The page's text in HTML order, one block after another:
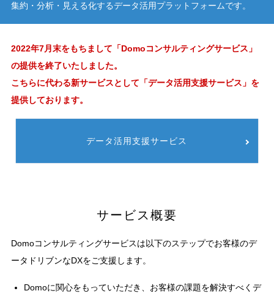
集約・分析・見える化するデータ活用プラットフォームです。
2022年7月末をもちまして「Domoコンサルティングサービス」
の提供を終了いたしました。
こちらに代わる新サービスとして「データ活用支援サービス」を
提供しております。
データ活用支援サービス
サービス概要
Domoコンサルティングサービスは以下のステップでお客様のデ
ータドリブンなDXをご支援します。
Domoに関心をもっていただき、お客様の課題を解決すべくデ